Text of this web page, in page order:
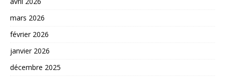
mars 2026
février 2026
janvier 2026
décembre 2025